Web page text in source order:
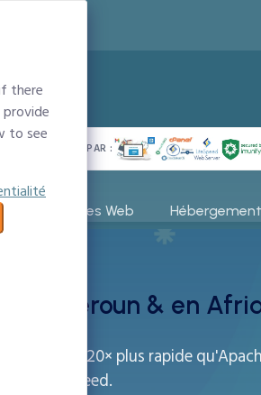
PROPULSÉ PAR :
Création Sites Web
Cameroun & en
marché — 20× plus rapide
par LiteSpeed.
there
to see